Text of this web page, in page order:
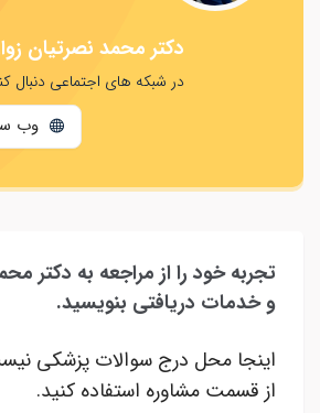
دکتر محمد نصرتیان
در شبکه های اجتماعی دنبال
وب
تجربه خود را از مراجعه به دکتر
و خدمات دریافتی بنویسید.
اینجا محل درج سوالات پزشکی
از قسمت مشاوره استفاده کنید.